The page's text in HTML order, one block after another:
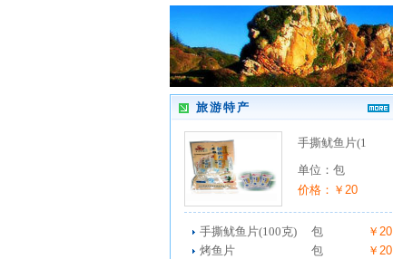
旅游特产
手撕鱿鱼片(1
单位：包
价格：￥20
手撕鱿鱼片(100克) 包
￥20
烤鱼片
包
￥20